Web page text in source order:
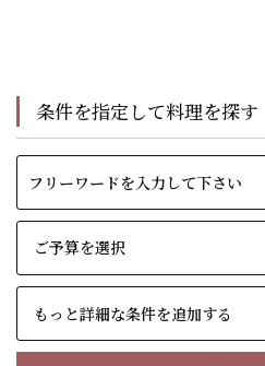
条件を指定して料理を探す
もっと詳細な条件を追加する